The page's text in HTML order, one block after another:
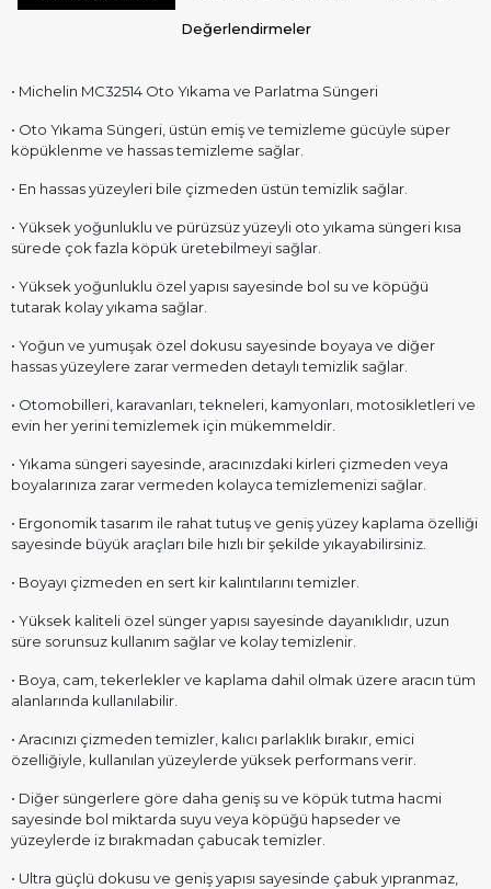
Değerlendirmeler
• Michelin MC32514 Oto Yıkama ve Parlatma Süngeri
• Oto Yıkama Süngeri, üstün emiş ve temizleme gücüyle süper
köpüklenme ve hassas temizleme sağlar.
• En hassas yüzeyleri bile çizmeden üstün temizlik sağlar.
• Yüksek yoğunluklu ve pürüzsüz yüzeyli oto yıkama süngeri kısa
sürede çok fazla köpük üretebilmeyi sağlar.
• Yüksek yoğunluklu özel yapısı sayesinde bol su ve köpüğü
tutarak kolay yıkama sağlar.
• Yoğun ve yumuşak özel dokusu sayesinde boyaya ve diğer
hassas yüzeylere zarar vermeden detaylı temizlik sağlar.
• Otomobilleri, karavanları, tekneleri, kamyonları, motosikletleri ve
evin her yerini temizlemek için mükemmeldir.
• Yıkama süngeri sayesinde, aracınızdaki kirleri çizmeden veya
boyalarınıza zarar vermeden kolayca temizlemenizi sağlar.
• Ergonomik tasarım ile rahat tutuş ve geniş yüzey kaplama özelliği
sayesinde büyük araçları bile hızlı bir şekilde yıkayabilirsiniz.
• Boyayı çizmeden en sert kir kalıntılarını temizler.
• Yüksek kaliteli özel sünger yapısı sayesinde dayanıklıdır, uzun
süre sorunsuz kullanım sağlar ve kolay temizlenir.
• Boya, cam, tekerlekler ve kaplama dahil olmak üzere aracın tüm
alanlarında kullanılabilir.
• Aracınızı çizmeden temizler, kalıcı parlaklık bırakır, emici
özelliğiyle, kullanılan yüzeylerde yüksek performans verir.
• Diğer süngerlere göre daha geniş su ve köpük tutma hacmi
sayesinde bol miktarda suyu veya köpüğü hapseder ve
yüzeylerde iz bırakmadan çabucak temizler.
• Ultra güçlü dokusu ve geniş yapısı sayesinde çabuk yıpranmaz,